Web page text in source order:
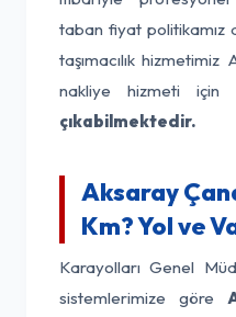
taban fiyat politikamız
taşımacılık
nakliye hizmeti için
çıkabilmektedir.
Aksaray
Km? Yol ve
Karayolları Genel
sistemlerimize göre